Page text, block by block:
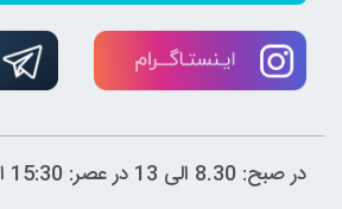
در صبح: 8.30 الی 13 در عصر: 15:30 الی 20.30